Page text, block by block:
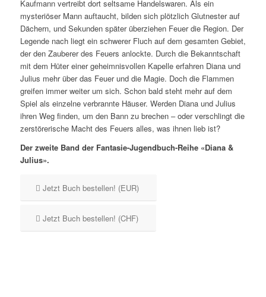
Kaufmann vertreibt dort seltsame Handelswaren. Als ein
mysteriöser Mann auftaucht, bilden sich plötzlich Glutnester auf
Dächern, und Sekunden später überziehen Feuer die Region. Der
Legende nach liegt ein schwerer Fluch auf dem gesamten Gebiet,
der den Zauberer des Feuers anlockte. Durch die Bekanntschaft
mit dem Hüter einer geheimnisvollen Kapelle erfahren Diana und
Julius mehr über das Feuer und die Magie. Doch die Flammen
greifen immer weiter um sich. Schon bald steht mehr auf dem
Spiel als einzelne verbrannte Häuser. Werden Diana und Julius
ihren Weg finden, um den Bann zu brechen – oder verschlingt die
zerstörerische Macht des Feuers alles, was ihnen lieb ist?
Der zweite Band der Fantasie-Jugendbuch-Reihe «Diana &
Julius».
Jetzt Buch bestellen! (EUR)
Jetzt Buch bestellen! (CHF)